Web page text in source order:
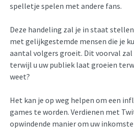
spelletje spelen met andere fans.
Deze handeling zal je in staat
met gelijkgestemde mensen die je
aantal volgers groeit. Dit voorval zal
terwijl u uw publiek laat groeien
weet?
Het kan je op weg helpen om een
games te worden. Verdienen met
opwindende manier om uw